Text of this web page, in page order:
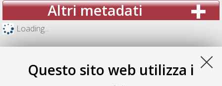
Questo sito web utilizza i
Altri metadati
Loading...